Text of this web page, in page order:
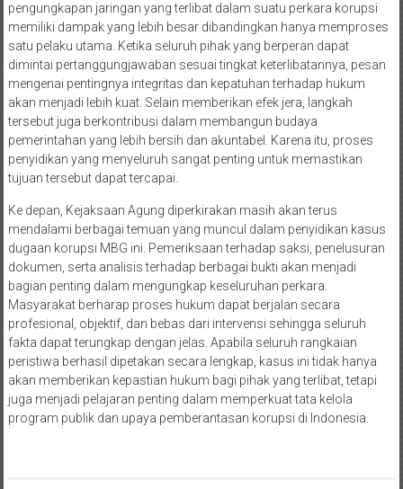
pengungkapan jaringan yang terlibat dalam suatu perkara korupsi
memiliki dampak yang lebih besar dibandingkan hanya memproses
satu pelaku utama. Ketika seluruh pihak yang berperan dapat
dimintai pertanggungjawaban sesuai tingkat keterlibatannya, pesan
mengenai pentingnya integritas dan kepatuhan terhadap hukum
akan menjadi lebih kuat. Selain memberikan efek jera, langkah
tersebut juga berkontribusi dalam membangun budaya
pemerintahan yang lebih bersih dan akuntabel. Karena itu, proses
penyidikan yang menyeluruh sangat penting untuk memastikan
tujuan tersebut dapat tercapai.
Ke depan, Kejaksaan Agung diperkirakan masih akan terus
mendalami berbagai temuan yang muncul dalam penyidikan kasus
dugaan korupsi MBG ini. Pemeriksaan terhadap saksi, penelusuran
dokumen, serta analisis terhadap berbagai bukti akan menjadi
bagian penting dalam mengungkap keseluruhan perkara.
Masyarakat berharap proses hukum dapat berjalan secara
profesional, objektif, dan bebas dari intervensi sehingga seluruh
fakta dapat terungkap dengan jelas. Apabila seluruh rangkaian
peristiwa berhasil dipetakan secara lengkap, kasus ini tidak hanya
akan memberikan kepastian hukum bagi pihak yang terlibat, tetapi
juga menjadi pelajaran penting dalam memperkuat tata kelola
program publik dan upaya pemberantasan korupsi di Indonesia.